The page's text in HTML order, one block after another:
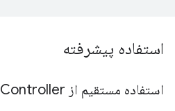
استفاده پیشرفته
استفاده مستقیم از Precache Controller